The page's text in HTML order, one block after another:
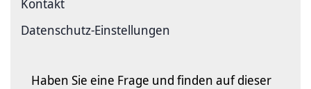
Kontakt
Datenschutz-Einstellungen
Haben Sie eine Frage und finden auf dieser